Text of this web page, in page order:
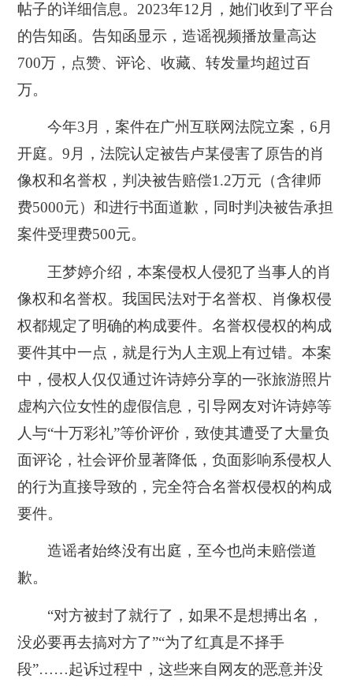
帖子的详细信息。2023年12月，她们收到了平台
的告知函。告知函显示，造谣视频播放量高达
700万，点赞、评论、收藏、转发量均超过百
万。
今年3月，案件在广州互联网法院立案，6月
开庭。9月，法院认定被告卢某侵害了原告的肖
像权和名誉权，判决被告赔偿1.2万元（含律师
费5000元）和进行书面道歉，同时判决被告承担
案件受理费500元。
王梦婷介绍，本案侵权人侵犯了当事人的肖
像权和名誉权。我国民法对于名誉权、肖像权侵
权都规定了明确的构成要件。名誉权侵权的构成
要件其中一点，就是行为人主观上有过错。本案
中，侵权人仅仅通过许诗婷分享的一张旅游照片
虚构六位女性的虚假信息，引导网友对许诗婷等
人与“十万彩礼”等价评价，致使其遭受了大量负
面评论，社会评价显著降低，负面影响系侵权人
的行为直接导致的，完全符合名誉权侵权的构成
要件。
造谣者始终没有出庭，至今也尚未赔偿道
歉。
“对方被封了就行了，如果不是想搏出名，
没必要再去搞对方了”“为了红真是不择手
段”……起诉过程中，这些来自网友的恶意并没